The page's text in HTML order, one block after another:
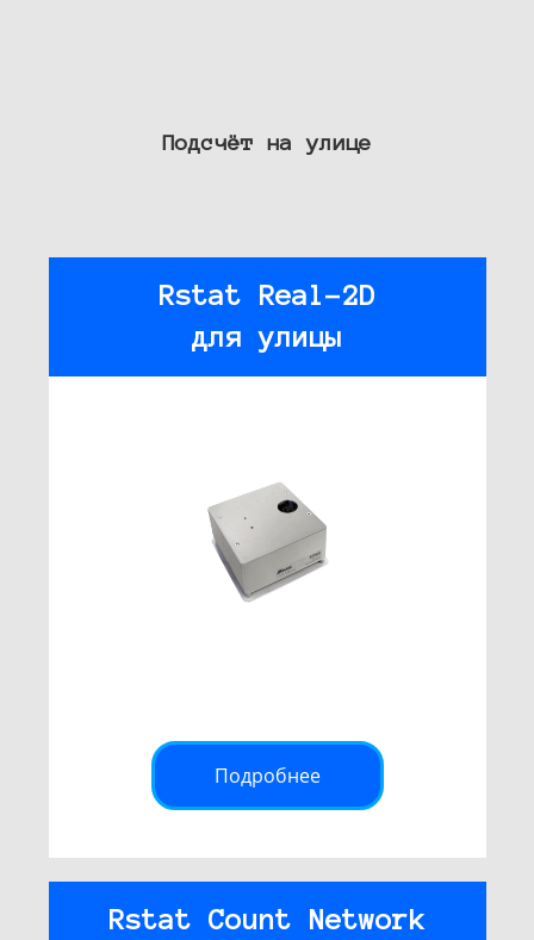
Подсчёт на улице
Rstat Real-2D
для улицы
Подробнее
Rstat Count Network